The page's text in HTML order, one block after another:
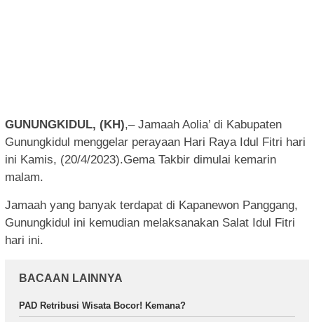
GUNUNGKIDUL, (KH),– Jamaah Aolia’ di Kabupaten
Gunungkidul menggelar perayaan Hari Raya Idul Fitri hari
ini Kamis, (20/4/2023).Gema Takbir dimulai kemarin
malam.
Jamaah yang banyak terdapat di Kapanewon Panggang,
Gunungkidul ini kemudian melaksanakan Salat Idul Fitri
hari ini.
BACAAN LAINNYA
PAD Retribusi Wisata Bocor! Kemana?